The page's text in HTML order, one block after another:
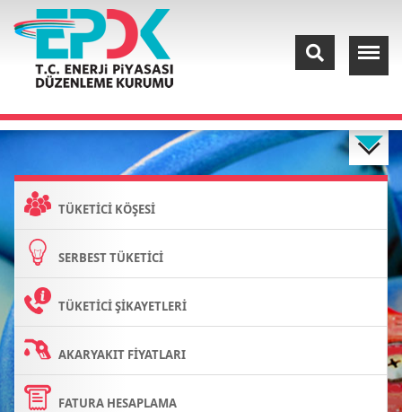
TÜKETİCİ KÖŞESİ
SERBEST TÜKETİCİ
TÜKETİCİ ŞİKAYETLERİ
AKARYAKIT FİYATLARI
FATURA HESAPLAMA